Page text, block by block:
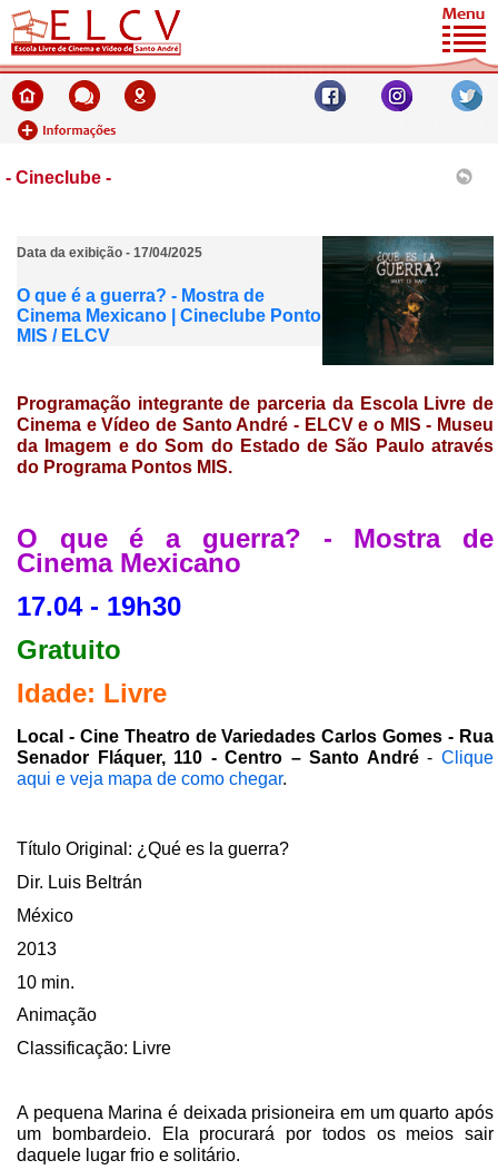
- Cineclube -
Data da exibição - 17/04/2025
O que é a guerra? - Mostra de
Cinema Mexicano | Cineclube Ponto
MIS / ELCV
Programação integrante de parceria da Escola Livre de
Cinema e Vídeo de Santo André - ELCV e o MIS - Museu
da Imagem e do Som do Estado de São Paulo através
do Programa Pontos MIS.
O que é a guerra? - Mostra de
Cinema Mexicano
17.04 - 19h30
Gratuito
Idade: Livre
Local - Cine Theatro de Variedades Carlos Gomes - Rua
Senador Fláquer, 110 - Centro – Santo André-Clique
aqui e veja mapa de como chegar.
Título Original: ¿Qué es la guerra?
Dir. Luis Beltrán
México
2013
10 min.
Animação
Classificação: Livre
A pequena Marina é deixada prisioneira em um quarto após
um bombardeio. Ela procurará por todos os meios sair
daquele lugar frio e solitário.